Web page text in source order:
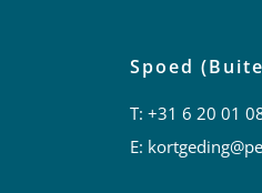
Spoed
T: +31 6 20 01
E: